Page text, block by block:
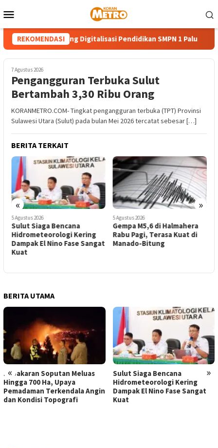
ke
Mobile
REKOMENDASI
TJSL PLN Dorong Digitalisasi Pendidikan SMPN 1 Palu
7 Agustus 2026
Pengangguran Terbuka Sulut
Bertambah 3,30 Ribu Orang
KORANMETRO.COM- Tingkat pengangguran terbuka (TPT) Provinsi
Sulawesi Utara (Sulut) pada bulan Mei 2026 tercatat sebesar […]
BERITA TERKAIT
« »
5 Agustus 2026
Gempa M5,6 di Halmahera
Rabu Pagi, Terasa Kuat di
Manado-Bitung
5 Agustus 2026
Kedepankan Spiritualitas,
Paroki Bunda Teresa
Calcutta GPI Kembali
BERITA UTAMA
« »
Sulut Siaga Bencana
Hidrometeorologi Kering
Dampak El Nino Fase Sangat
Kuat